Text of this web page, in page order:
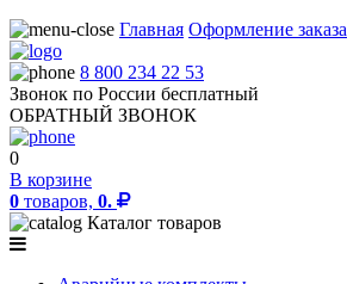
Главная Оформление заказа
8 800 234 22 53
Звонок по России бесплатный
ОБРАТНЫЙ ЗВОНОК
0
В корзине
0 товаров, 0.
Каталог товаров